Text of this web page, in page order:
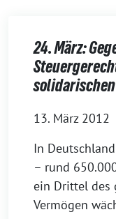
24. März:
13. März 2012
In
– rund
ein Drittel des
Vermögen